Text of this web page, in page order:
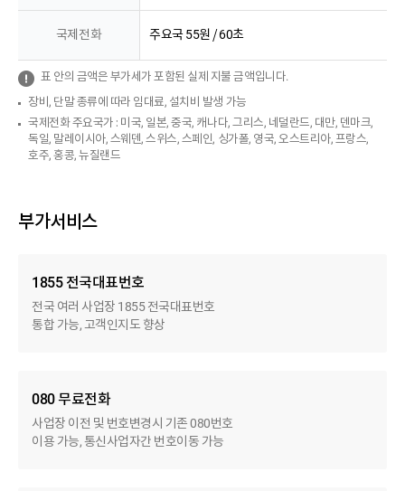
국제전화 주요국 55원 / 60초
표 안의 금액은 부가세가 포함된 실제 지불 금액입니다.
장비, 단말 종류에 따라 임대료, 설치비 발생 가능
국제전화 주요국가 : 미국, 일본, 중국, 캐나다, 그리스, 네덜란드, 대만, 덴마크,
독일, 말레이시아, 스웨덴, 스위스, 스페인, 싱가폴, 영국, 오스트리아, 프랑스,
호주, 홍콩, 뉴질랜드
부가서비스
1855 전국대표번호
전국 여러 사업장 1855 전국대표번호
통합 가능, 고객인지도 향상
080 무료전화
사업장 이전 및 번호변경시 기존 080번호
이용 가능, 통신사업자간 번호이동 가능